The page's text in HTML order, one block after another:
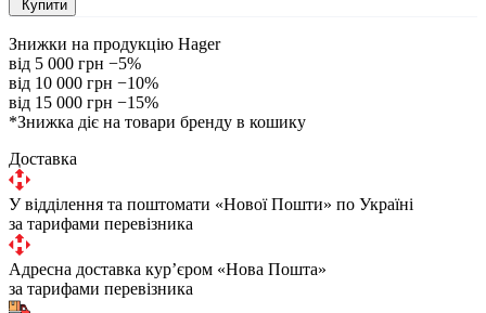
Купити
Знижки на продукцію Hager
від 5 000 грн −5%
від 10 000 грн −10%
від 15 000 грн −15%
*Знижка діє на товари бренду в кошику
Доставка
У відділення та поштомати «Нової Пошти» по Україні
за тарифами перевізника
Адресна доставка курʼєром «Нова Пошта»
за тарифами перевізника